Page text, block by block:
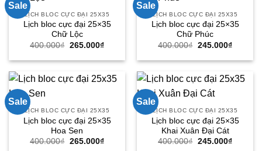
Sale
LỊCH BLOC CỰC ĐẠI 25X35
Lịch bloc cực đại 25×35
Chữ Lộc
400.000₫ Giá
là:
265.000₫Giá
tại
265.000₫.
Sale
LỊCH BLOC CỰC ĐẠI 25X35
Lịch bloc cực đại 25×35
Chữ Phúc
400.000₫ Giá
là:
245.000₫Giá
tại
Sale
LỊCH BLOC CỰC ĐẠI 25X35
Lịch bloc cực đại 25×35
Hoa Sen
400.000₫ Giá
265.000₫Giá
Sale
LỊCH BLOC CỰC ĐẠI 25X35
Lịch bloc cực đại 25×35
Khai Xuân Đại Cát
400.000₫ Giá
245.000₫Giá